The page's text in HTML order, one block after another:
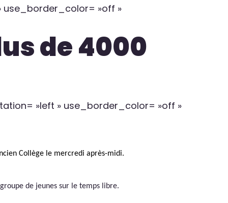
use_border_color= »off »
de 4000
»left » use_border_color= »off »
Collège le mercredi après-midi.
de jeunes sur le temps libre.